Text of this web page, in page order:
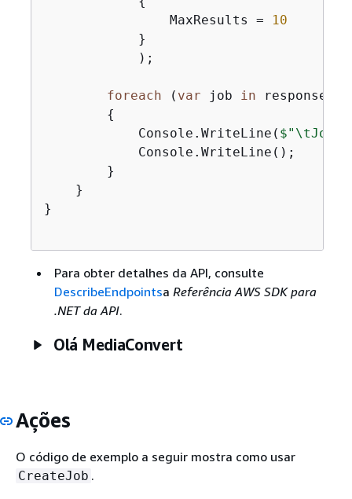
                MaxResults =
10
            }
            );
foreach ( var job in
{
            Console.WriteLine(
$"\tJob:
            Console.WriteLine();
        }
    }
}
Para obter detalhes da API, consulte
DescribeEndpointsa Referência AWS SDK para
.NET da API.
Olá MediaConvert
Ações
O código de exemplo a seguir mostra como usar
CreateJob .